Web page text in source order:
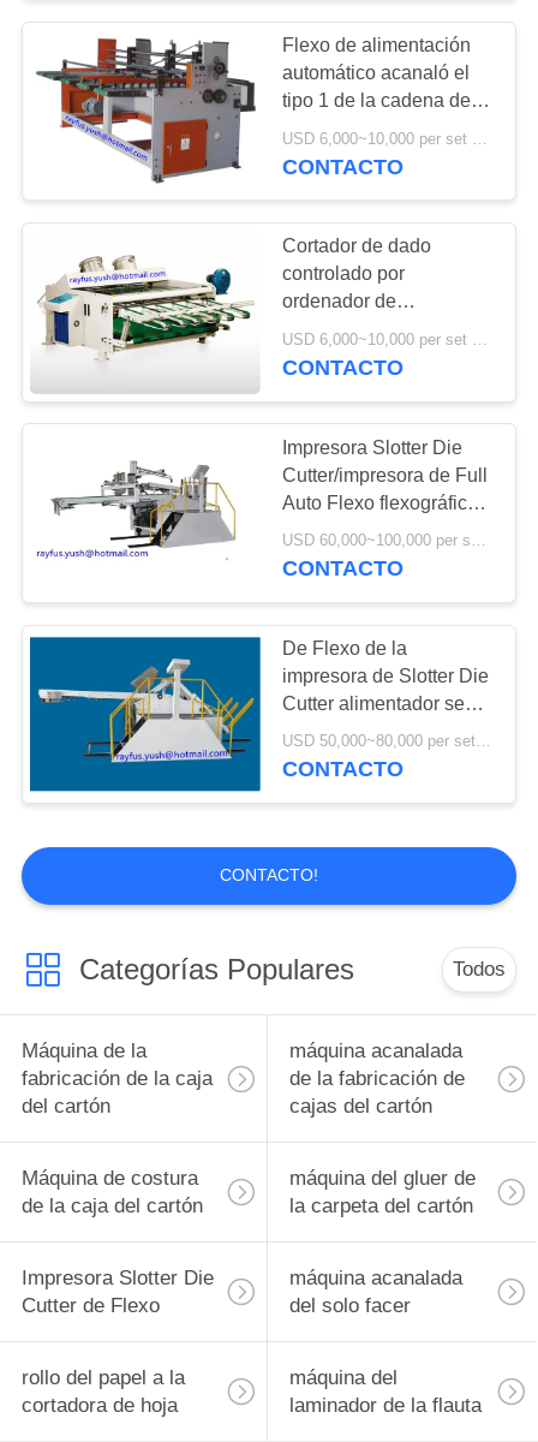
Cadena de
producción del
cartón
10
Máquina de la
prensa de la
cartulina
8
Máquina del
montador de la caja
8
Maquinaria
acanalada usada
tubo del papel que
hace la máquina
empaquetadora del
Flexo de alimentación
automático acanaló el
tipo 1 de la cadena de la
máquina ~ impresión en
color 4
CONTACTO
Cortador de dado
controlado por
ordenador de
desmontaje el vibrar
para el apilador de la
USD 6,000~10,000 per set MOQ:1 sistema
CONTACTO
Impresora Slotter Die
Cutter/impresora de Full
Auto Flexo flexográfica
de la caja
USD 60,000~100,000 per set MOQ:1 sistema
CONTACTO
De Flexo de la
impresora de Slotter Die
Cutter alimentador semi
auto pre para el borde
de ataque de la caja del
USD 50,000~80,000 per set MOQ:1 sistema
CONTACTO
CONTACTO!
Categorías Populares Todos
Máquina de la
fabricación de la caja
del cartón
máquina acanalada
de la fabricación de
cajas del cartón
Máquina de costura
de la caja del cartón
máquina del gluer de
la carpeta del cartón
Impresora Slotter Die
Cutter de Flexo
máquina acanalada
del solo facer
rollo del papel a la
cortadora de hoja
máquina del
laminador de la flauta